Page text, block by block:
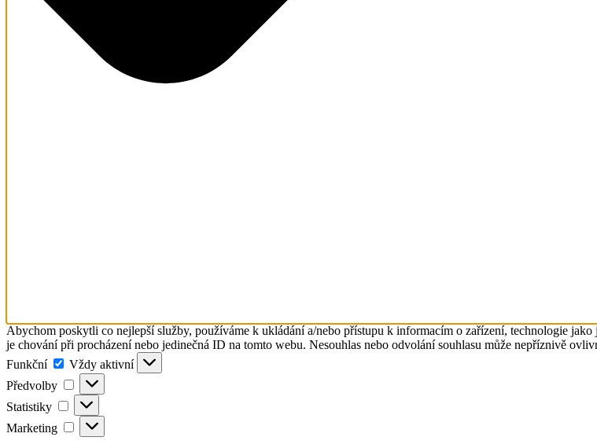
Abychom poskytli co nejlepší služby, používáme k ukládání a/nebo přístupu k informacím o zařízení, technologie
je chování při procházení nebo jedinečná ID na tomto webu. Nesouhlas nebo odvolání souhlasu může nepříznivě
Funkční
Funkční
Vždy aktivní
Předvolby
Předvolby
Statistiky Statistiky
Marketing Marketing